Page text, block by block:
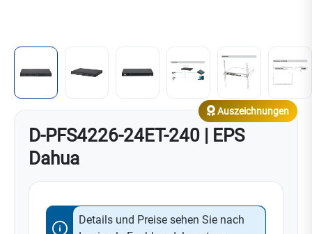
D-PFS4226-24ET-240 | EPS
Dahua
Auszeichnungen
Details und Preise sehen Sie nach